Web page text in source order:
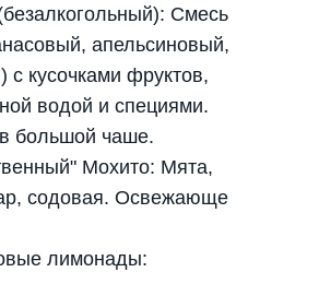
Смесь
апельсиновый,
с кусочками фруктов,
водой и специями.
большой чаше.
Мохито: Мята,
содовая. Освежающе
лимонады: